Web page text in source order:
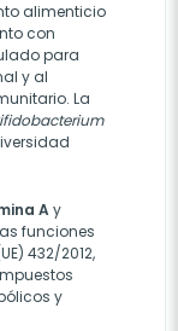
alimenticio
con
para
y al
La
Ay
funciones
432/2012,
y